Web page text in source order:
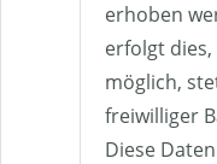
erhoben
erfolgt
möglich,
freiwilliger
Diese